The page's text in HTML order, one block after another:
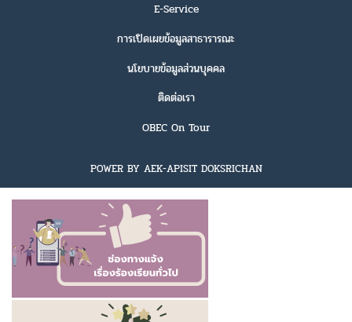
E-Service
การเปิดเผยข้อมูลสาธารารณะ
นโยบายข้อมูลส่วนบุคคล
ติดต่อเรา
OBEC On Tour
POWER BY AEK-APISIT DOKSRICHAN